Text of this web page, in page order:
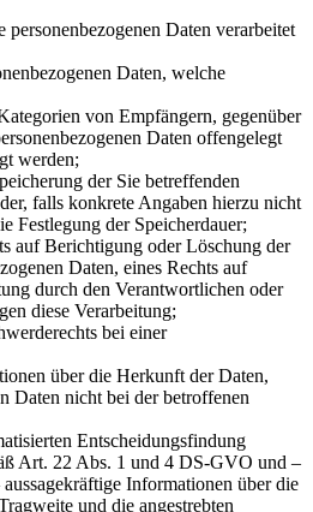
Daten verarbeitet
Daten, welche
von Empfängern, gegenüber
Daten offengelegt
werden;
der Sie betreffenden
falls konkrete Angaben hierzu nicht
Festlegung der Speicherdauer;
auf Berichtigung oder Löschung der
Daten, eines Rechts auf
durch den Verantwortlichen oder
diese Verarbeitung;
bei einer
über die Herkunft der Daten,
Daten nicht bei der betroffenen
Entscheidungsfindung
Art. 22 Abs. 1 und 4 DS-GVO und –
Informationen über die
und die angestrebten